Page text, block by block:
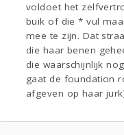
voldoet het
buik of die * vul
mee te zijn. Dat
die haar benen
die waarschijnlijk
gaat de foundation
afgeven op haar